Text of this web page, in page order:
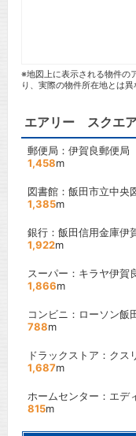
※地図上に表示される物件の
り、実際の物件所在地とは異
エアリー スクエ
郵便局：伊賀良郵便局
1,458m
図書館：飯田市立中央
1,385m
銀行：飯田信用金庫伊
1,922m
スーパー：キラヤ伊賀
1,866m
コンビニ：ローソン飯
788m
ドラックストア：クス
1,687m
ホームセンター：エデ
815m